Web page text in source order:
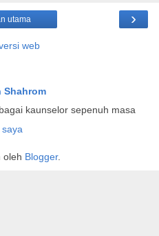
›
utama
web
Shahrom
kaunselor sepenuh masa
oleh Blogger.